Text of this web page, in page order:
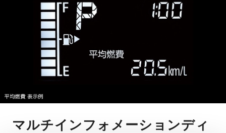
マルチインフォメーションディ